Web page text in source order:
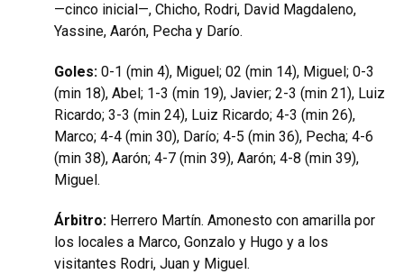
—cinco inicial—, Chicho, Rodri, David Magdaleno,
Yassine, Aarón, Pecha y Darío.
Goles: 0-1 (min 4), Miguel; 02 (min 14), Miguel; 0-3
(min 18), Abel; 1-3 (min 19), Javier; 2-3 (min 21), Luiz
Ricardo; 3-3 (min 24), Luiz Ricardo; 4-3 (min 26),
Marco; 4-4 (min 30), Darío; 4-5 (min 36), Pecha; 4-6
(min 38), Aarón; 4-7 (min 39), Aarón; 4-8 (min 39),
Miguel.
Árbitro: Herrero Martín. Amonesto con amarilla por
los locales a Marco, Gonzalo y Hugo y a los
visitantes Rodri, Juan y Miguel.